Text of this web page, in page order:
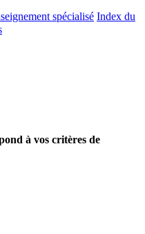
spécialisé Index du
à vos critères de